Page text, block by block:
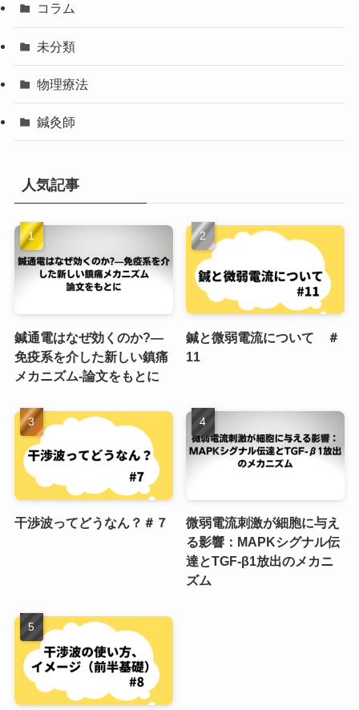
コラム
未分類
物理療法
鍼灸師
人気記事
鍼通電はなぜ効くのか?—
免疫系を介した新しい鎮痛
メカニズム-論文をもとに
鍼と微弱電流について ＃
11
干渉波ってどうなん？＃７
微弱電流刺激が細胞に与え
る影響：MAPKシグナル伝
達とTGF-β1放出のメカニ
ズム